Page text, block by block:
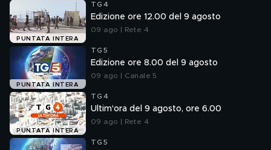
PUNTATA INTERA
TG4
Edizione ore 12.00 del 9 agosto
09 ago | Rete 4
PUNTATA INTERA
TG5
Edizione ore 8.00 del 9 agosto
09 ago | Canale 5
PUNTATA INTERA
TG4
Ultim'ora del 9 agosto, ore 6.00
09 ago | Rete 4
TG5